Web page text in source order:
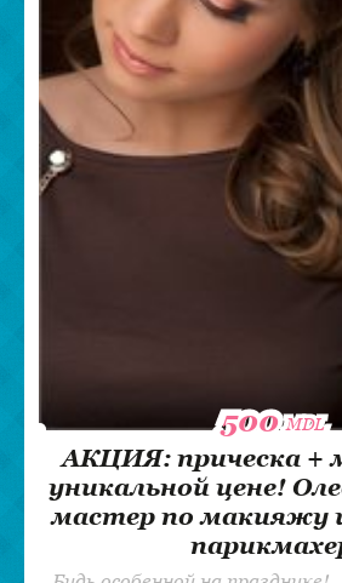
500MDL
500MDL
АКЦИЯ: прическа +
уникальной цене!
мастер по макияжу